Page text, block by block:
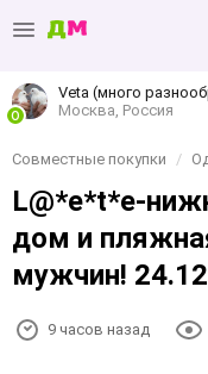
Veta (много
Москва, Россия
Совместные покупки
L@*е*t*е-
дом и
мужчин!
9 часов назад